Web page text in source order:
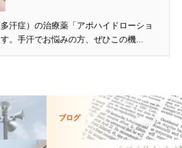
汗症）の治療薬「アポハイドローショ
。手汗でお悩みの方、ぜひこの機...
ブログ